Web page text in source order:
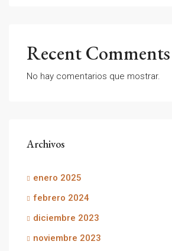
Recent Comments
No hay comentarios que mostrar.
Archivos
enero 2025
febrero 2024
diciembre 2023
noviembre 2023